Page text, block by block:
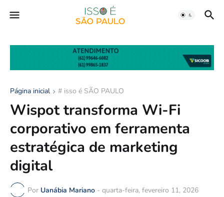
Página inicial # isso é SÃO PAULO
Wispot transforma Wi-Fi
corporativo em ferramenta
estratégica de marketing
digital
Por Uanábia Mariano - quarta-feira, fevereiro 11, 2026